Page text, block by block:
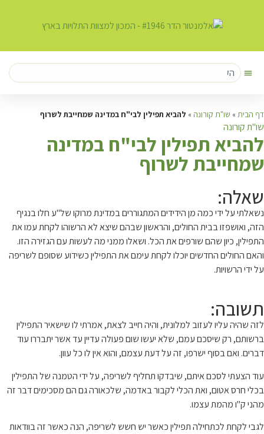
דף הבית » שו"ת קורונה » להביא תפילין לבי"ח במדינה שמחייבת לשרוף
שו"ת קורונה
להביא תפילין לבי"ח במדינה
שמחייבת לשרוף
שאלה:
נשאלתי על ידי כמה מן הידידים המתגוררים במדינת מרוקו של"ע חלו בנגיף
הזה, ואושפזו בבית החולים, והראשון שבהם שיצא לא הרשוהו לקחת עמו את
התפילין, כיון שהם שורפים את הכל. ושאלו ממני מה לעשות עם הגזירה הזו.
והאם החולים החדשים יוכלו לקחת עימם את התפילין כשידוע שסופם לשריפה
על ידי הרשויות.
תשובה:
לזה שהיה עליו לעזוב למלונית, והיה חייב לצאת, אמרתי לו שישאיר התפילין
ברשותם, רק שיסכם עמם, שלא יעשו שום פעולה עדיין עד אשר יתבררו עוד
דברים. ואם בסוף ישרפו, זה על דעת עצמם, והוא אין לו כל עוון.
עוד הצעתי לסכם איתם, שיבדקו תחליף לשריפה, על ידי הטמנה של התפילין
בכלי חרס אטום, ואת הכלי לקבור באדמה, שלכאורה גם הם מסכימים דבר זה
מהני ק"ו מהמת עצמו.
לגבי לקחת לכתחילה תפילין כאשר יש חשש לשריפה, הנה כאשר זה בוודאות